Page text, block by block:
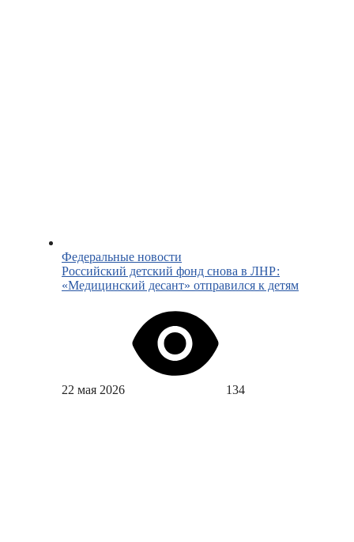
Федеральные новости
Российский детский фонд снова в ЛНР:
«Медицинский десант» отправился к детям
22 мая 2026 134